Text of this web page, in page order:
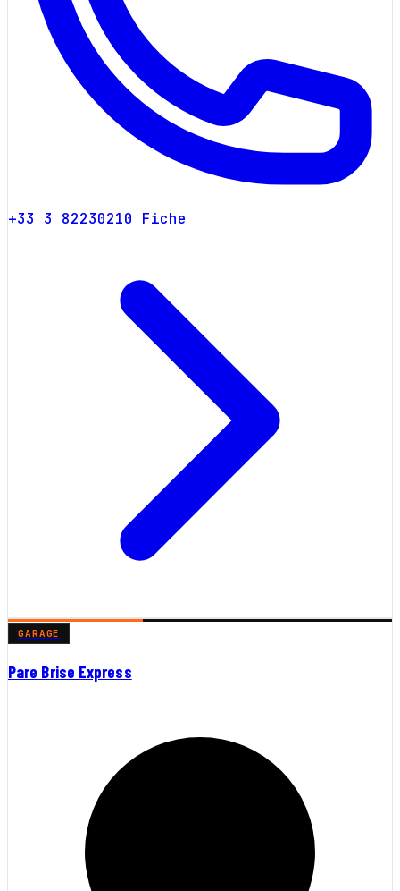
+33 3 82230210 Fiche
GARAGE
Pare Brise Express